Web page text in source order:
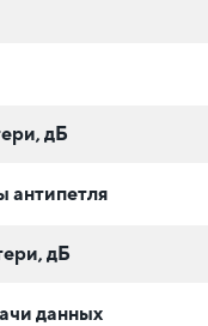
дБ
антипетля
дБ
данных